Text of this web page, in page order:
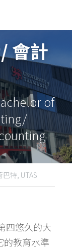
會計
of
巴特, UTAS
四悠久的大
的教育水準